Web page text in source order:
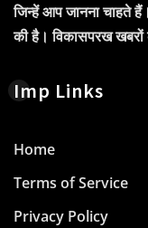
जिन्हें आप जानना चाहते
की है। विकासपरख
Imp Links
Home
Terms of Service
Privacy Policy